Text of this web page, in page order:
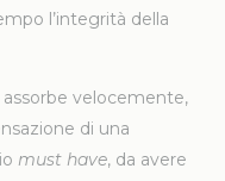
l’integrità della
assorbe velocemente,
di una
must have, da avere